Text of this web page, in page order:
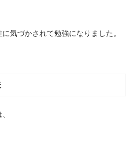
気づかされて勉強になりました。